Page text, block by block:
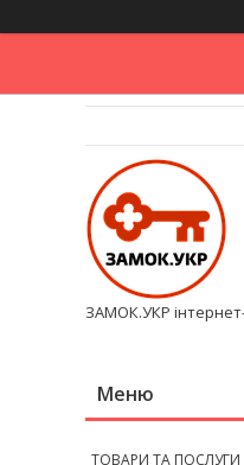
ЗАМОК.УКР
ТОВАРИ ТА ПОСЛУГИ